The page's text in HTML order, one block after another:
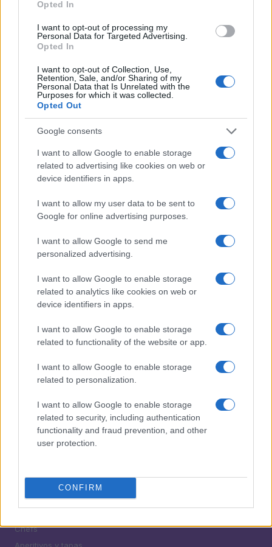
Opted In
I want to opt-out of processing my
Personal Data for Targeted Advertising.
Opted In
I want to opt-out of Collection, Use,
Retention, Sale, and/or Sharing of my
Personal Data that Is Unrelated with the
Purposes for which it was collected.
Opted Out
Google consents
I want to allow Google to enable storage
related to advertising like cookies on web or
device identifiers in apps.
I want to allow my user data to be sent to
Google for online advertising purposes.
I want to allow Google to send me
personalized advertising.
I want to allow Google to enable storage
related to analytics like cookies on web or
device identifiers in apps.
I want to allow Google to enable storage
related to functionality of the website or app.
I want to allow Google to enable storage
related to personalization.
I want to allow Google to enable storage
related to security, including authentication
functionality and fraud prevention, and other
user protection.
CONFIRM
Aguacate en la cocina: 10 recetas rápidas y deliciosas
Lucía Fernández · 4 Ago 2026
MÁS LEÍDOS
Cómo lograr pechuga de pollo jugosa con técnicas
profesionales
un experto
resecar
Cómo preparar Ragú de cordero con harissa
¿Tienes hambre? Recetas, consejos de cocina y guías
para cocinar mejor cada día.
Recetas
Consejos de cocina
Chefs
Aperitivos y tapas